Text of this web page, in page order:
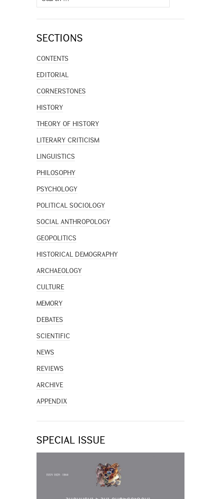
for:
SECTIONS
CONTENTS
EDITORIAL
CORNERSTONES
HISTORY
THEORY OF HISTORY
LITERARY CRITICISM
LINGUISTICS
PHILOSOPHY
PSYCHOLOGY
POLITICAL SOCIOLOGY
SOCIAL ANTHROPOLOGY
GEOPOLITICS
HISTORICAL DEMOGRAPHY
ARCHAEOLOGY
CULTURE
MEMORY
DEBATES
SCIENTIFIC
NEWS
REVIEWS
ARCHIVE
APPENDIX
SPECIAL ISSUE